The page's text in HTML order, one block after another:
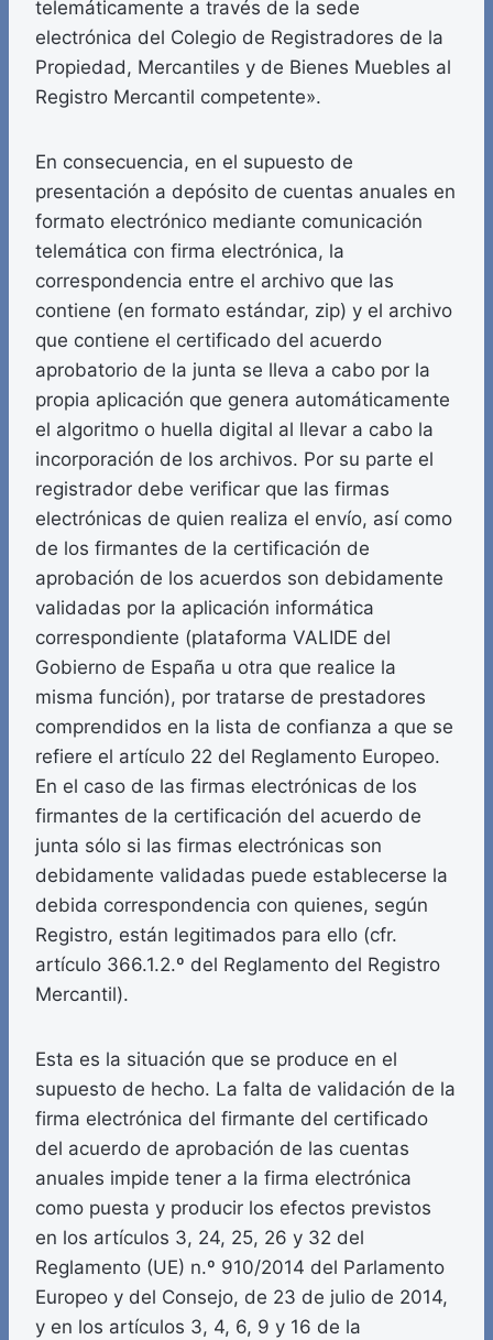
telemáticamente a través de la sede
electrónica del Colegio de Registradores de la
Propiedad, Mercantiles y de Bienes Muebles al
Registro Mercantil competente».
En consecuencia, en el supuesto de
presentación a depósito de cuentas anuales en
formato electrónico mediante comunicación
telemática con firma electrónica, la
correspondencia entre el archivo que las
contiene (en formato estándar, zip) y el archivo
que contiene el certificado del acuerdo
aprobatorio de la junta se lleva a cabo por la
propia aplicación que genera automáticamente
el algoritmo o huella digital al llevar a cabo la
incorporación de los archivos. Por su parte el
registrador debe verificar que las firmas
electrónicas de quien realiza el envío, así como
de los firmantes de la certificación de
aprobación de los acuerdos son debidamente
validadas por la aplicación informática
correspondiente (plataforma VALIDE del
Gobierno de España u otra que realice la
misma función), por tratarse de prestadores
comprendidos en la lista de confianza a que se
refiere el artículo 22 del Reglamento Europeo.
En el caso de las firmas electrónicas de los
firmantes de la certificación del acuerdo de
junta sólo si las firmas electrónicas son
debidamente validadas puede establecerse la
debida correspondencia con quienes, según
Registro, están legitimados para ello (cfr.
artículo 366.1.2.º del Reglamento del Registro
Mercantil).
Esta es la situación que se produce en el
supuesto de hecho. La falta de validación de la
firma electrónica del firmante del certificado
del acuerdo de aprobación de las cuentas
anuales impide tener a la firma electrónica
como puesta y producir los efectos previstos
en los artículos 3, 24, 25, 26 y 32 del
Reglamento (UE) n.º 910/2014 del Parlamento
Europeo y del Consejo, de 23 de julio de 2014,
y en los artículos 3, 4, 6, 9 y 16 de la